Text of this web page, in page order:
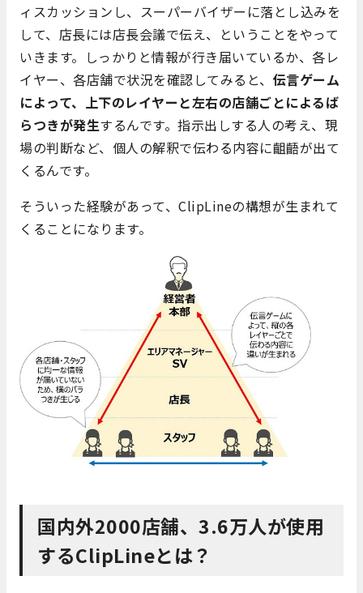
ィスカッションし、スーパーバイザーに落とし込みを
して、店長には店長会議で伝え、ということをやって
いきます。しっかりと情報が行き届いているか、各レ
イヤー、各店舗で状況を確認してみると、 伝言ゲーム
によって、上下のレイヤーと左右の店舗ごとによるば
らつきが発生するんです。指示出しする人の考え、現
場の判断など、個人の解釈で伝わる内容に齟齬が出て
くるんです。
そういった経験があって、ClipLineの構想が生まれて
くることになります。
国内外2000店舗、3.6万人が使用
するClipLineとは？